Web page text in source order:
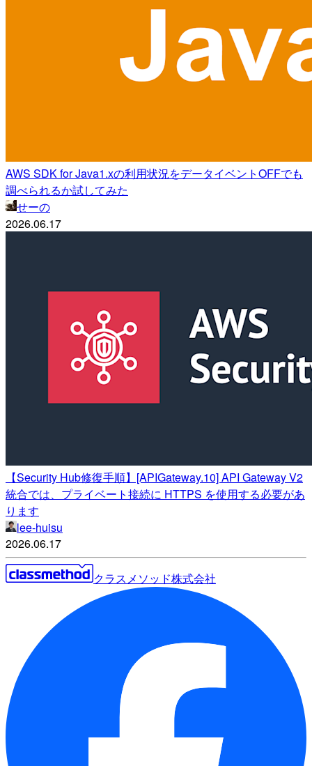
AWS SDK for Java1.xの利用状況をデータイベントOFFでも
調べられるか試してみた
せーの
2026.06.17
【Security Hub修復手順】[APIGateway.10] API Gateway V2
統合では、プライベート接続に HTTPS を使用する必要があ
ります
lee-huisu
2026.06.17
クラスメソッド株式会社